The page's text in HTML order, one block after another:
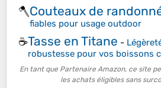
🪓Couteaux de
fiables pour usage outdoor
☕Tasse en Titane -
robustesse pour vos boissons
En tant que Partenaire Amazon, ce site
les achats éligibles sans